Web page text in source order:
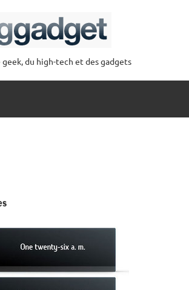
du high-tech et des gadgets